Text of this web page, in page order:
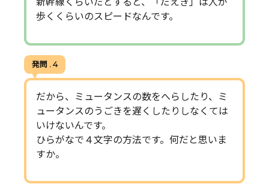
歩くくらいのスピードなんです。
発問 . 4
だから、ミュータンスの数をへらしたり、ミ
ュータンスのうごきを遅くしたりしなくては
いけないんです。
ひらがなで４文字の方法です。何だと思いま
すか。